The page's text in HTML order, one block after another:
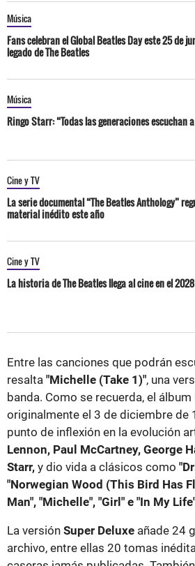
Música
Fans celebran el Global Beatles Day este 25 de
legado de The Beatles
Música
Ringo Starr: “Todas las generaciones escuchan
Cine y TV
La serie documental “The Beatles Anthology”
material inédito este año
Cine y TV
La historia de The Beatles llega al cine en el 2028
Entre las canciones que podrán
resalta "Michelle (Take 1)", una
banda. Como se recuerda, el álbum
originalmente el 3 de diciembre de
punto de inflexión en la evolución
Lennon, Paul McCartney, George
Starr, y dio vida a clásicos como
"Norwegian Wood (This Bird Has
Man", "Michelle", "Girl" e "In My
La versión Super Deluxe añade 24
archivo, entre ellas 20 tomas